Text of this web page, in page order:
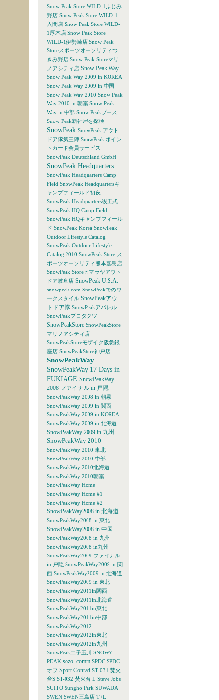
Snow Peak Store WILD-1ふじみ
野店 Snow Peak Store WILD-1
入間店 Snow Peak Store WILD-
1厚木店 Snow Peak Store
WILD-1伊勢崎店 Snow Peak
Storeスポーツオーソリティつ
きみ野店 Snow Peak Storeマリ
ノアシティ店 Snow Peak Way
Snow Peak Way 2009 in KOREA
Snow Peak Way 2009 in 中国
Snow Peak Way 2010 Snow Peak
Way 2010 in 朝霧 Snow Peak
Way in 中部 Snow Peakブース
Snow Peak新社屋を探検
SnowPeak SnowPeak アウト
ドア隊第三陣 SnowPeak ポイン
トカード会員サービス
SnowPeak Deutschland GmbH
SnowPeak Headquarters
SnowPeak Headquarters Camp
Field SnowPeak Headquartersキ
ャンプフィールド初夜
SnowPeak Headquarters竣工式
SnowPeak HQ Camp Field
SnowPeak HQキャンプフィール
ド SnowPeak Korea SnowPeak
Outdoor Lifestyle Catalog
SnowPeak Outdoor Lifestyle
Catalog 2010 SnowPeak Store ス
ポーツオーソリティ熊本嘉島店
SnowPeak Storeヒマラヤアウト
ドア岐阜店 SnowPeak U.S.A.
snowpeak.com SnowPeakでのワ
ークスタイル SnowPeakアウ
トドア隊 SnowPeakアパレル
SnowPeakプロダクツ
SnowPeakStore SnowPeakStore
マリノアシティ店
SnowPeakStoreモザイク阪急銀
座店 SnowPeakStore神戸店
SnowPeakWay
SnowPeakWay 17 Days in
FUKIAGE SnowPeakWay
2008 ファイナル in 戸隠
SnowPeakWay 2008 in 朝霧
SnowPeakWay 2009 in 関西
SnowPeakWay 2009 in KOREA
SnowPeakWay 2009 in 北海道
SnowPeakWay 2009 in 九州
SnowPeakWay 2010
SnowPeakWay 2010 東北
SnowPeakWay 2010 中部
SnowPeakWay 2010北海道
SnowPeakWay 2010朝霧
SnowPeakWay Home
SnowPeakWay Home #1
SnowPeakWay Home #2
SnowPeakWay2008 in 北海道
SnowPeakWay2008 in 東北
SnowPeakWay2008 in 中国
SnowPeakWay2008 in 九州
SnowPeakWay2008 in九州
SnowPeakWay2009 ファイナル
in 戸隠 SnowPeakWay2009 in 関
西 SnowPeakWay2009 in 北海道
SnowPeakWay2009 in 東北
SnowPeakWay2011in関西
SnowPeakWay2011in北海道
SnowPeakWay2011in東北
SnowPeakWay2011in中部
SnowPeakWay2012
SnowPeakWay2012in東北
SnowPeakWay2012in九州
SnowPeak二子玉川 SNOWY
PEAK sozo_comm SPDC SPDC
オフ Sport Conrad ST-031 焚火
台S ST-032 焚火台 L Steve Jobs
SUITO Sungho Park SUWADA
SWEN SWEN三島店 T+L